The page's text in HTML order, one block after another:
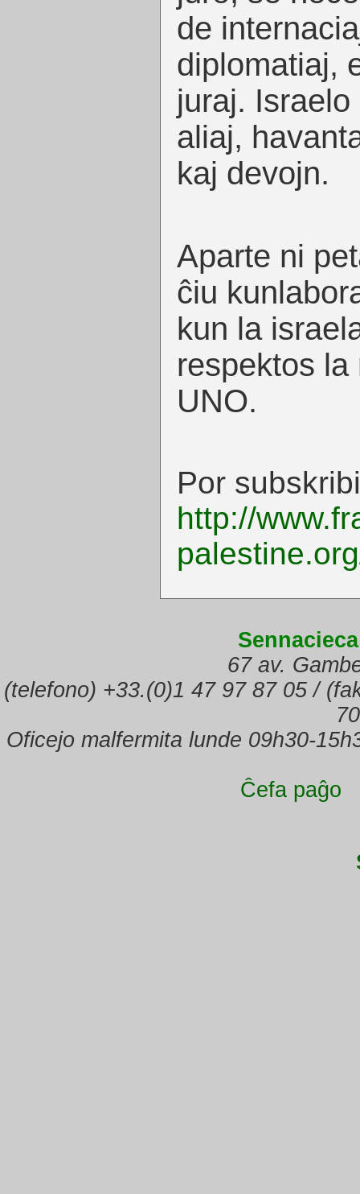
de
diplomatiaj,
juraj.
aliaj,
kaj devojn.
Aparte ni
ĉiu
kun la
respektos
UNO.
Por
http://
67 av.
(telefono) +33.(0)1 47 97 87 05 /
Oficejo malfermita lunde 09h30-
Ĉefa paĝo